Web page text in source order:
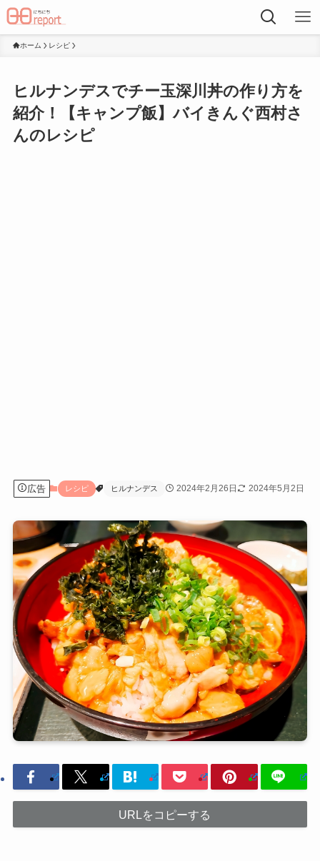
ホーム レシピ
ヒルナンデスでチー玉深川丼の作り方を
紹介！【キャンプ飯】バイきんぐ西村さ
んのレシピ
広告 レシピ ヒルナンデス 2024年2月26日 2024年5月2日
URLをコピーする